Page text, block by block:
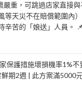
嚴重，可跳過店家直接與
等天災不在賠償範圍內
辛苦的「娘送」人員。
保護措施壞損機率1%
期2週 | 此方案滿5000